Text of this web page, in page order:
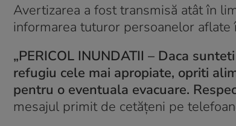
Avertizarea a fost transmisă atât în
informarea tuturor persoanelor aflate
„PERICOL INUNDATII – Daca
refugiu cele mai apropiate, opriti
pentru o eventuala evacuare.
mesajul primit de cetățeni pe